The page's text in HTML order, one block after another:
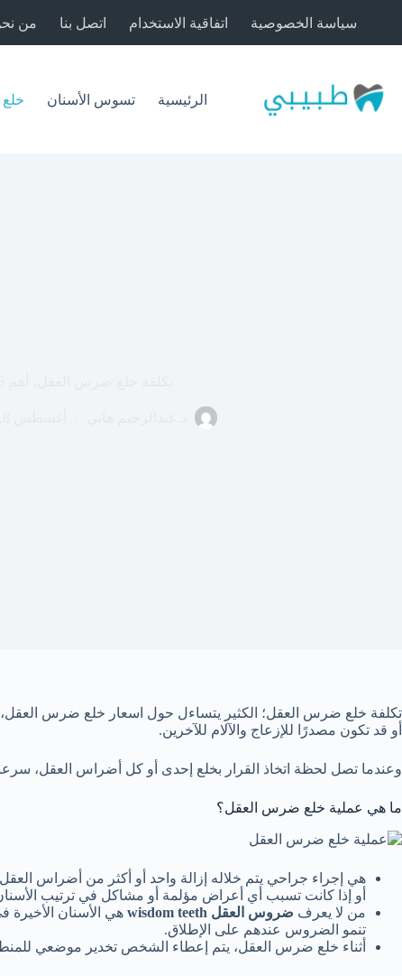
المحتوى
سياسة الخصوصية اتفاقية الاستخدام اتصل بنا من
الرئيسية تسوس الأسنان
تكلفة خلع ضرس العقل؛ الكثير يتساءل حول اسعار خلع ضرس العقل،
أو قد تكون مصدرًا للإزعاج والآلام للآخرين.
وعندما تصل لحظة اتخاذ القرار بخلع إحدى أو كل أضراس العقل،
ما هي عملية خلع ضرس العقل؟
هي إجراء جراحي يتم خلاله إزالة واحد أو أكثر من أضراس
أو إذا كانت تسبب أي أعراض مؤلمة أو مشاكل في ترتيب
من لا يعرف ضروس العقل wisdom teeth هي الأسنان الأخيرة في كل
تنمو الضروس عندهم على الإطلاق.
أثناء خلع ضرس العقل، يتم إعطاء الشخص تخدير موضعي